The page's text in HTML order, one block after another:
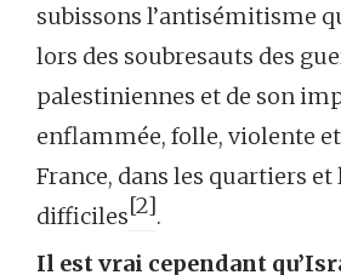
subissons l’antisémitisme
lors des soubresauts des
palestiniennes et de son
enflammée, folle, violente
France, dans les quartiers et
difficiles[2].
Il est vrai cependant